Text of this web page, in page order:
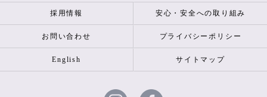
採用情報 安心・安全への取り組み
お問い合わせ プライバシーポリシー
English サイトマップ